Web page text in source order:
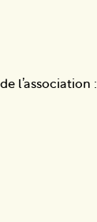
l’association :